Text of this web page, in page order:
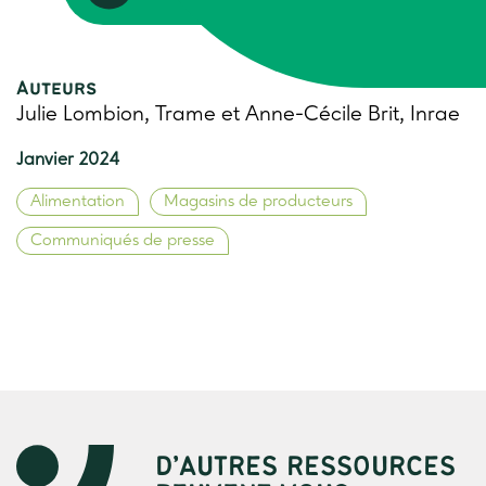
Auteurs
Julie Lombion, Trame et Anne-Cécile Brit, Inrae
Janvier 2024
Alimentation Magasins de producteurs
Communiqués de presse
D’AUTRES RESSOURCES